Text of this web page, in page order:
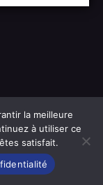
la meilleure
à utiliser ce
satisfait.